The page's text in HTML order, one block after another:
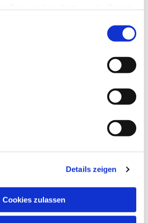
Details zeigen
Cookies zulassen